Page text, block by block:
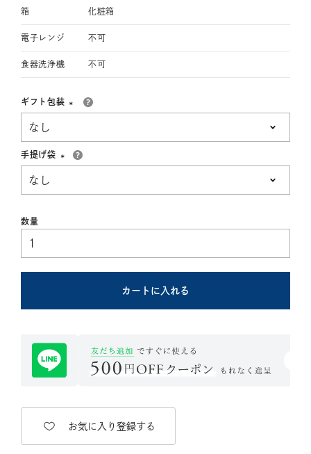
箱 化粧箱
電子レンジ 不可
食器洗浄機 不可
ギフト包装
手提げ袋
カートに入れる
お気に入り登録する